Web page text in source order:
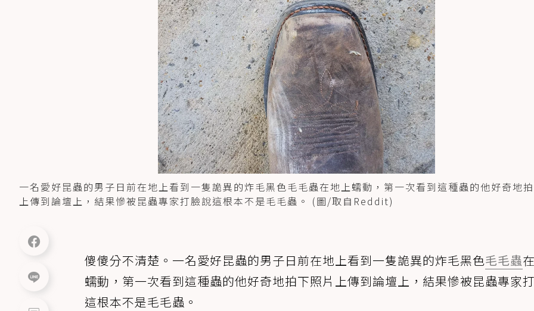
一名愛好昆蟲的男子日前在地上看到一隻詭異的炸毛黑色毛毛蟲在地上蠕動，第一次看到這種蟲的他好奇地拍
上傳到論壇上，結果慘被昆蟲專家打臉說這根本不是毛毛蟲。 (圖/取自Reddit)
傻傻分不清楚。一名愛好昆蟲的男子日前在地上看到一隻詭異的炸毛黑色毛毛蟲
蠕動，第一次看到這種蟲的他好奇地拍下照片上傳到論壇上，結果慘被昆蟲專家
這根本不是毛毛蟲。